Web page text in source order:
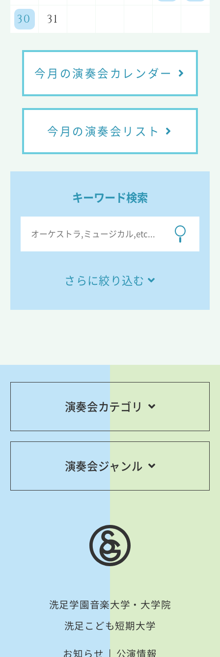
30
31
今月の演奏会カレンダー
今月の演奏会リスト
キーワード検索
さらに絞り込む
演奏会カテゴリ
演奏会ジャンル
洗足学園音楽大学・大学院
洗足こども短期大学
お知らせ
公演情報